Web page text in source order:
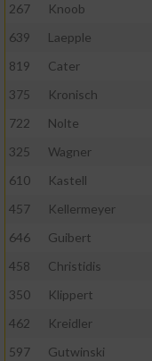
267
Knoob
639
Laepple
819
Cater
375
Kronisch
722
Nolte
325
Wagner
610
Kastell
457
Kellermeyer
646
Guibert
458
Christidis
350
Klippert
462
Kreidler
597
Gutwinski